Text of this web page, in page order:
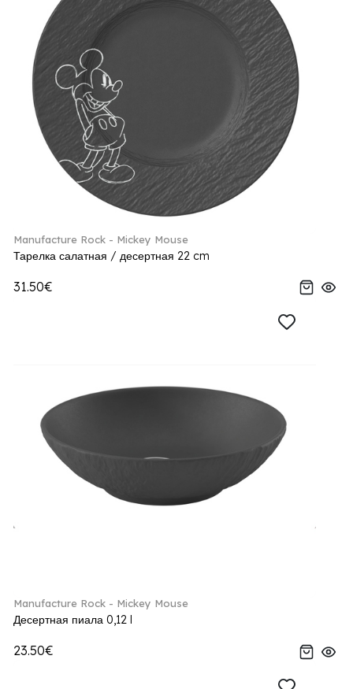
Manufacture Rock - Mickey Mouse
Тарелка салатная / десертная 22 cm
31.50€
Manufacture Rock - Mickey Mouse
Десертная пиала 0,12 l
23.50€